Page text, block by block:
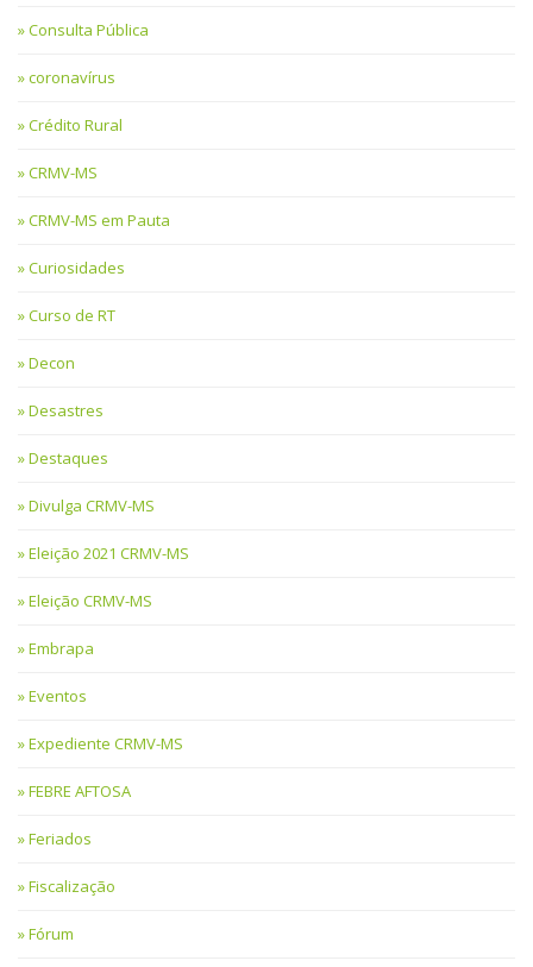
Consulta Pública
coronavírus
Crédito Rural
CRMV-MS
CRMV-MS em Pauta
Curiosidades
Curso de RT
Decon
Desastres
Destaques
Divulga CRMV-MS
Eleição 2021 CRMV-MS
Eleição CRMV-MS
Embrapa
Eventos
Expediente CRMV-MS
FEBRE AFTOSA
Feriados
Fiscalização
Fórum